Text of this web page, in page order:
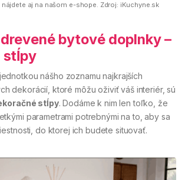
aj na našom e-shope. Zdroj: iKuchyne.sk
bytové doplnky –
stĺpy
nášho zoznamu najkrajších
dekorácií, ktoré môžu oživiť váš interiér, sú
stĺpy. Dodáme k nim len toľko, že
parametrami potrebnými na to, aby sa
do ktorej ich budete situovať.